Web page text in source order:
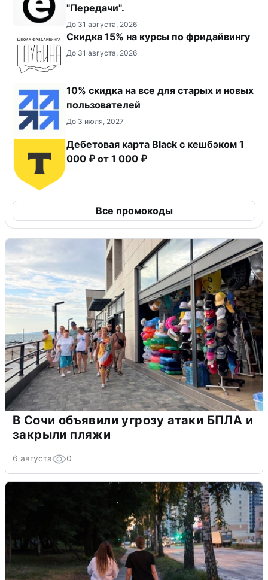
"Передачи".
До 31 августа, 2026
Скидка 15% на курсы по фридайвингу
До 31 августа, 2026
10% скидка на все для старых и новых
пользователей
До 3 июля, 2027
Дебетовая карта Black c кешбэком 1
000 ₽ от 1 000 ₽
Все промокоды
В Сочи объявили угрозу атаки БПЛА и
закрыли пляжи
6 августа 0